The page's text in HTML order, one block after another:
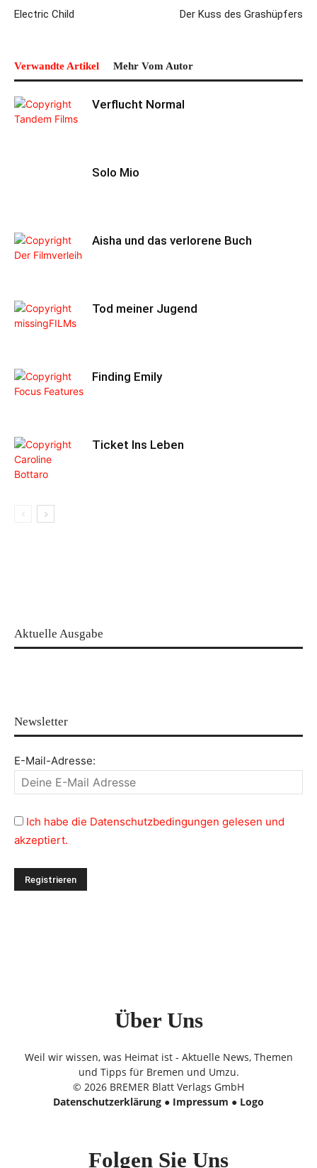
Electric Child Der Kuss des Grashüpfers
Verwandte Artikel Mehr Vom Autor
Verflucht Normal
Solo Mio
Aisha und das verlorene Buch
Tod meiner Jugend
Finding Emily
Ticket Ins Leben
Aktuelle Ausgabe
Newsletter
E-Mail-Adresse:
Ich habe die Datenschutzbedingungen gelesen und
akzeptiert.
Über Uns
Weil wir wissen, was Heimat ist - Aktuelle News, Themen
und Tipps für Bremen und Umzu.
© 2026 BREMER Blatt Verlags GmbH
Datenschutzerklärung ● Impressum ● Logo
Folgen Sie Uns